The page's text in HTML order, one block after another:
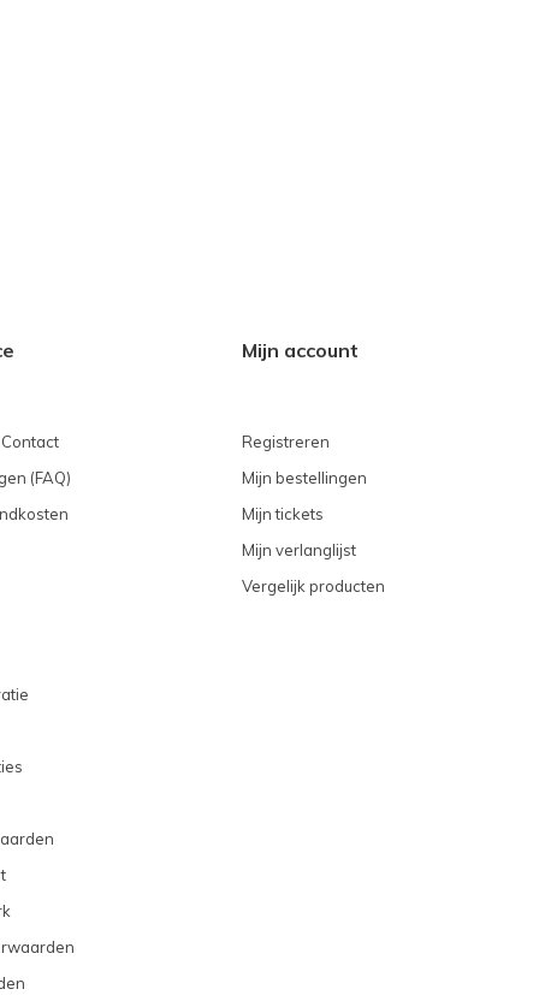
(FAQ)
Mijn account
Registreren
Mijn bestellingen
Mijn tickets
Mijn verlanglijst
Vergelijk producten